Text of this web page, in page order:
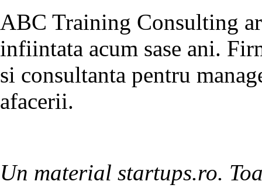
ABC Training Consulting
infiintata acum sase ani.
si consultanta pentru
afacerii.
Un material startups.ro.